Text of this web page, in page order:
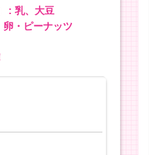
: 乳、大豆
・ピーナッツ